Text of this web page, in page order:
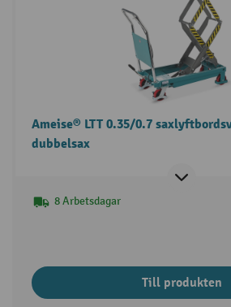
Ameise® LTT 0.35/0.7
dubbelsax
8 Arbetsdagar
Till produkten